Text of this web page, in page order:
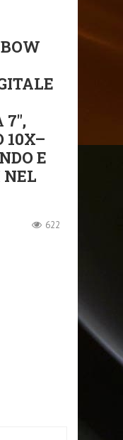
7″,
10X–
E
622